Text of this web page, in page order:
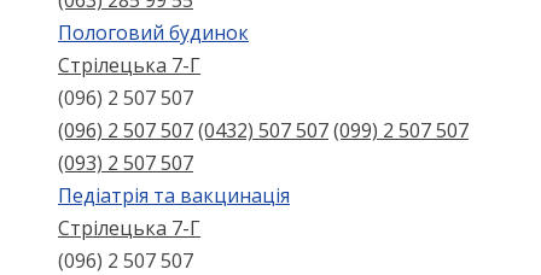
Пологовий будинок
Стрілецька 7-Г
(096) 2 507 507
(096) 2 507 507(0432) 507 507(099) 2 507 507
(093) 2 507 507
Педіатрія та вакцинація
Стрілецька 7-Г
(096) 2 507 507